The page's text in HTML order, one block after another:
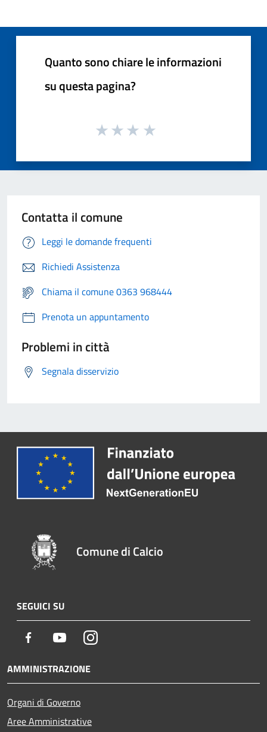
Quanto sono chiare le informazioni
su questa pagina?
Contatta il comune
Leggi le domande frequenti
Richiedi Assistenza
Chiama il comune 0363 968444
Prenota un appuntamento
Problemi in città
Segnala disservizio
Comune di Calcio
SEGUICI SU
Facebook YoutubeInstagram
AMMINISTRAZIONE
Organi di Governo
Aree Amministrative